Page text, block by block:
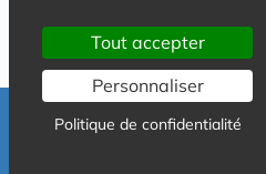
Besoin
Tout accepter
Personnaliser
Politique de confidentialité